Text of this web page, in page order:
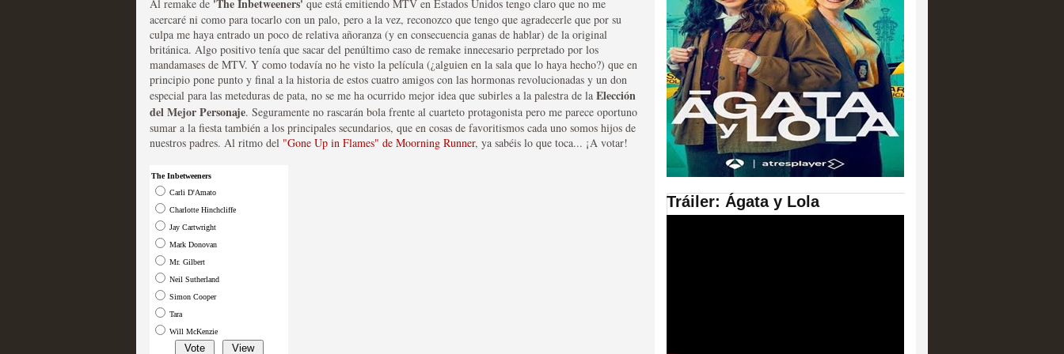
Las series disponibles en las plataformas SVOD
tienen fecha de caducidad
MOLTISANTI
Recomendación de la semana
La barrera de las 500 series al año se superará
desde Silicon Valley
MOLTISANTI
Recomendación de la semana
Al remake de 'The Inbetweeners' que está emitiendo MTV en Estados Unidos tengo claro que no me
acercaré ni como para tocarlo con un palo, pero a la vez, reconozco que tengo que agradecerle que por su
culpa me haya entrado un poco de relativa añoranza (y en consecuencia ganas de hablar) de la original
británica. Algo positivo tenía que sacar del penúltimo caso de remake innecesario perpretado por los
mandamases de MTV. Y como todavía no he visto la película (¿alguien en la sala que lo haya hecho?) que en
principio pone punto y final a la historia de estos cuatro amigos con las hormonas revolucionadas y un don
especial para las meteduras de pata, no se me ha ocurrido mejor idea que subirles a la palestra de la Elección
del Mejor Personaje. Seguramente no rascarán bola frente al cuarteto protagonista pero me parece oportuno
sumar a la fiesta también a los principales secundarios, que en cosas de favoritismos cada uno somos hijos de
nuestros padres. Al ritmo del "Gone Up in Flames" de Moorning Runner, ya sabéis lo que toca... ¡A votar!
The Inbetweeners
Carli D'Amato
Charlotte Hinchcliffe
Jay Cartwright
Mark Donovan
Mr. Gilbert
Neil Sutherland
Simon Cooper
Tara
Will McKenzie
Tráiler: Ágata y Lola